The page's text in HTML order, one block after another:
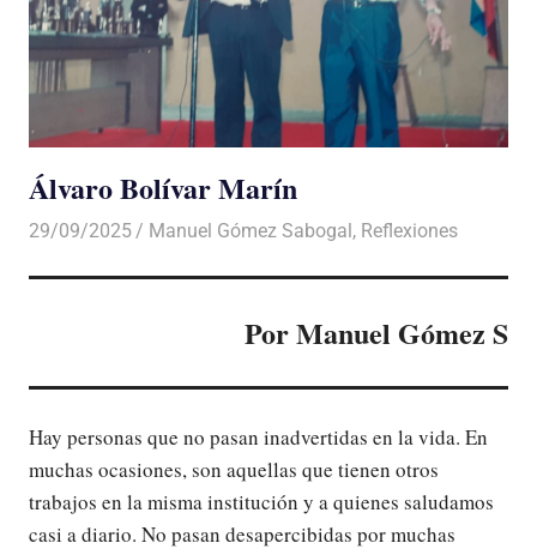
Álvaro Bolívar Marín
29/09/2025 De todo un Poco
Manuel Gómez Sabogal, Reflexiones
Por Manuel Gómez S
Hay personas que no pasan inadvertidas en la vida. En
muchas ocasiones, son aquellas que tienen otros
trabajos en la misma institución y a quienes saludamos
casi a diario. No pasan desapercibidas por muchas